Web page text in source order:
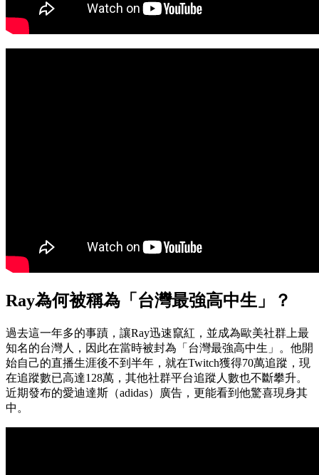
Ray為何被稱為「台灣最強高中生」？
過去這一年多的事蹟，讓Ray迅速竄紅，並成為歐美社群上最
知名的台灣人，因此在當時被封為「台灣最強高中生」。他開
始自己的直播生涯後不到半年，就在Twitch獲得70萬追蹤，現
在追蹤數已高達128萬，其他社群平台追蹤人數也不斷攀升。
近期發布的愛迪達斯（adidas）廣告，更能看到他驚喜現身其
中。